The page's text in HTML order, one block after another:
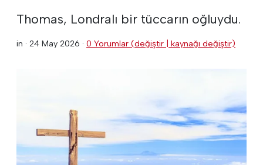
Thomas, Londralı bir tüccarın oğluydu.
in · 24 May 2026 · 0 Yorumlar (değiştir | kaynağı değiştir)